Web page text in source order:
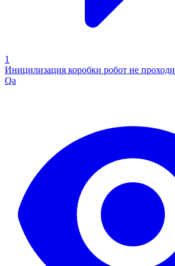
1
Иницилизация коробки робот не
Qa